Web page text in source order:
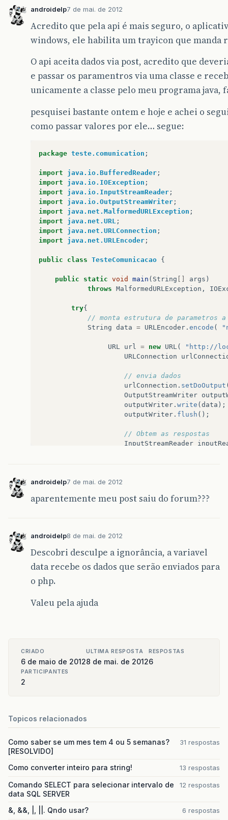
androidelp7 de mai. de 2012
Acredito que pela api é mais seguro, o
windows, ele habilita um trayicon que manda
O api aceita dados via post, acredito que
e passar os paramentros via uma classe e
unicamente a classe pelo meu programa java,
pesquisei bastante ontem e hoje e achei o
como passar valores por ele… segue:
package teste.comunication ;
import java.io.BufferedReader ;
import
java.io.IOException ;
import
java.io.InputStreamReader ;
import
java.io.OutputStreamWriter ;
import
java.net.MalformedURLException ;
import
java.net.URL ;
import
java.net.URLConnection ;
import
java.net.URLEncoder ;
public class TesteComunicacao {
public static void main ( String args )
throws MalformedURLException ,
try{
// monta estrutura de parametros a
String data = URLEncoder . encode (
URL url = new URL(
"http://
URLConnection
// envia dados
urlConnection . setDoOutput
OutputStreamWriter
outputWriter . write ( data );
outputWriter . flush ();
// Obtem as respostas
InputStreamReader
String linha
System.out.println(linha );
System. out
}
}
androidelp7 de mai. de 2012
aparentemente meu post saiu do forum???
androidelp8 de mai. de 2012
Descobri desculpe a ignorância, a variavel
data recebe os dados que serão enviados para
o php.
Valeu pela ajuda
CRIADO
6 de maio de 2012
ULTIMA RESPOSTA
8 de mai. de 2012
RESPOSTAS
6
PARTICIPANTES
2
Topicos relacionados
Como saber se um mes tem 4 ou 5 semanas?
[RESOLVIDO]
31 respostas
Como converter inteiro para string! 13 respostas
Comando SELECT para selecionar intervalo de
data SQL SERVER
12 respostas
&, &&, |, ||. Qndo usar? 6 respostas